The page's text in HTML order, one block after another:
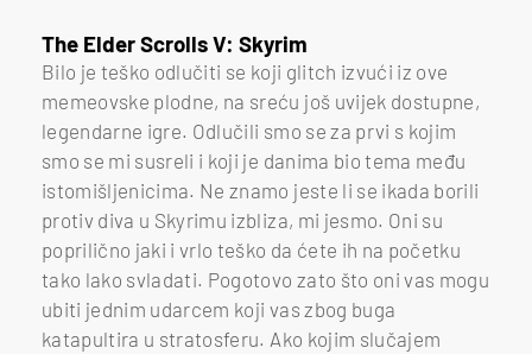
The Elder Scrolls V: Skyrim
Bilo je teško odlučiti se koji glitch izvući iz ove
memeovske plodne, na sreću još uvijek dostupne,
legendarne igre. Odlučili smo se za prvi s kojim
smo se mi susreli i koji je danima bio tema među
istomišljenicima. Ne znamo jeste li se ikada borili
protiv diva u Skyrimu izbliza, mi jesmo. Oni su
poprilično jaki i vrlo teško da ćete ih na početku
tako lako svladati. Pogotovo zato što oni vas mogu
ubiti jednim udarcem koji vas zbog buga
katapultira u stratosferu. Ako kojim slučajem